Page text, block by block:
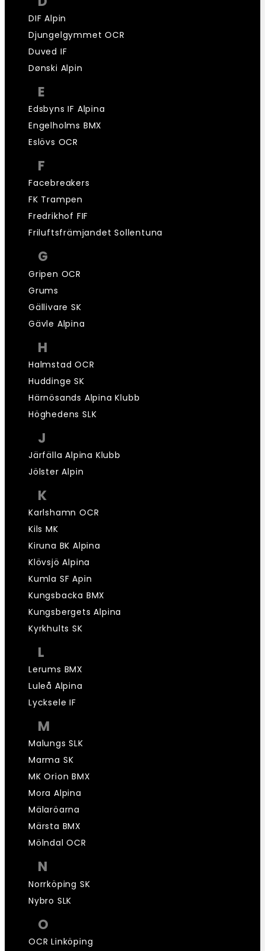
DIF Alpin
Djungelgymmet OCR
Duved IF
Dønski Alpin
E
Edsbyns IF Alpina
Engelholms BMX
Eslövs OCR
F
Facebreakers
FK Trampen
Fredrikhof FIF
Friluftsfrämjandet Sollentuna
G
Gripen OCR
Grums
Gällivare SK
Gävle Alpina
H
Halmstad OCR
Huddinge SK
Härnösands Alpina Klubb
Höghedens SLK
J
Järfälla Alpina Klubb
Jölster Alpin
K
Karlshamn OCR
Kils MK
Kiruna BK Alpina
Klövsjö Alpina
Kumla SF Apin
Kungsbacka BMX
Kungsbergets Alpina
Kyrkhults SK
L
Lerums BMX
Luleå Alpina
Lycksele IF
M
Malungs SLK
Marma SK
MK Orion BMX
Mora Alpina
Mälaröarna
Märsta BMX
Mölndal OCR
N
Norrköping SK
Nybro SLK
O
OCR Linköping